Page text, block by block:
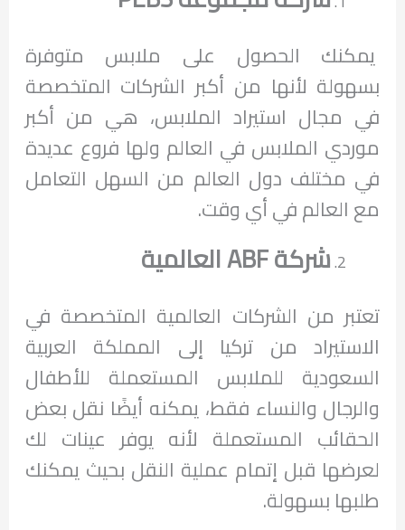
يمكنك الحصول على ملابس متوفرة
بسهولة لأنها من أكبر الشركات المتخصصة
في مجال استيراد الملابس، هي من أكبر
موردي الملابس في العالم ولها فروع عديدة
في مختلف دول العالم من السهل التعامل
مع العالم في أي وقت.
شركة ABF العالمية
تعتبر من الشركات العالمية المتخصصة في
الاستيراد من تركيا إلى المملكة العربية
السعودية للملابس المستعملة للأطفال
والرجال والنساء فقط، يمكنه أيضًا نقل بعض
الحقائب المستعملة لأنه يوفر عينات لك
لعرضها قبل إتمام عملية النقل بحيث يمكنك
طلبها بسهولة.